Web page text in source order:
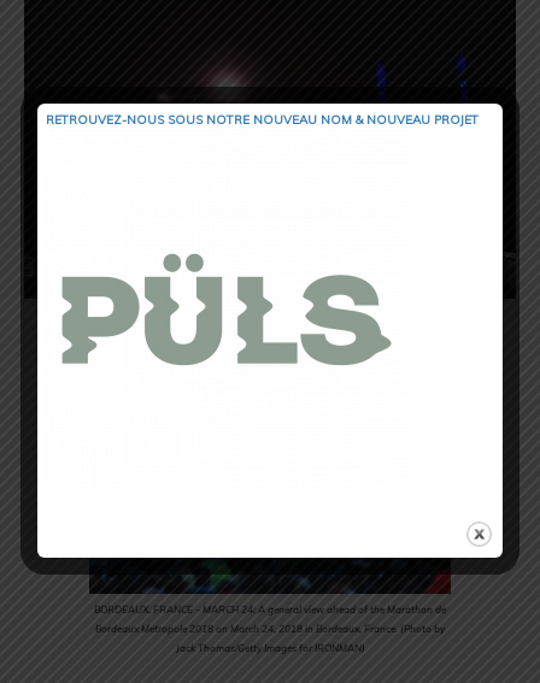
BORDEAUX, FRANCE – MARCH 24: A general view ahead of the Marathon de
Bordeaux Metropole 2018 on March 24, 2018 in Bordeaux, France. (Photo by
Jack Thomas/Getty Images for IRONMAN)
RETROUVEZ-NOUS SOUS NOTRE NOUVEAU NOM & NOUVEAU PROJET